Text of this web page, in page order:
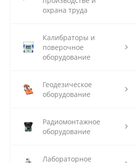
охрана труда
Калибраторы и
поверочное
оборудование
Геодезическое
оборудование
Радиомонтажное
оборудование
Лабораторное